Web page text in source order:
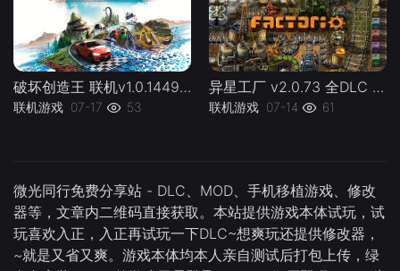
破坏创造王 联机v1.0.144924 WreckreationL 官方中文 支持手柄 容量37.1G -下载-游戏本体-绿色免安装-解压即玩~
联机游戏 07-17 53
异星工厂 v2.0.73 全DLC 联机版 Factorio lj 容量5.08GB 官方简体中文 支持键盘.鼠标 -下载-游戏本体-绿色免安装-解压即玩~
联机游戏 07-14 61
微光同行免费分享站 - DLC、MOD、手机移植游戏、修改
器等，文章内二维码直接获取。本站提供游戏本体试玩，试
玩喜欢入正，入正再试玩一下DLC~想爽玩还提供修改器，
~就是又省又爽。游戏本体均本人亲自测试后打包上传，绿